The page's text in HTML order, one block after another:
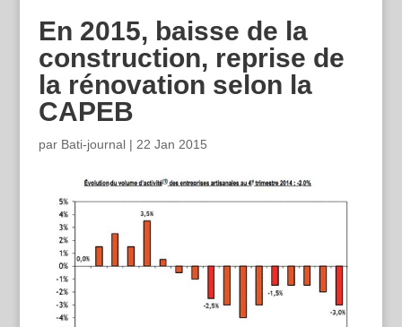
En 2015, baisse de la
construction, reprise de
la rénovation selon la
CAPEB
par Bati-journal| 22 Jan 2015